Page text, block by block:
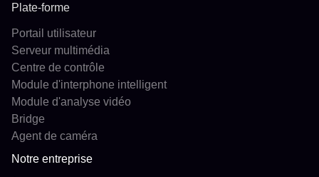
Plate-forme
Portail utilisateur
Serveur multimédia
Centre de contrôle
Module d'interphone intelligent
Module d'analyse vidéo
Bridge
Agent de caméra
Notre entreprise